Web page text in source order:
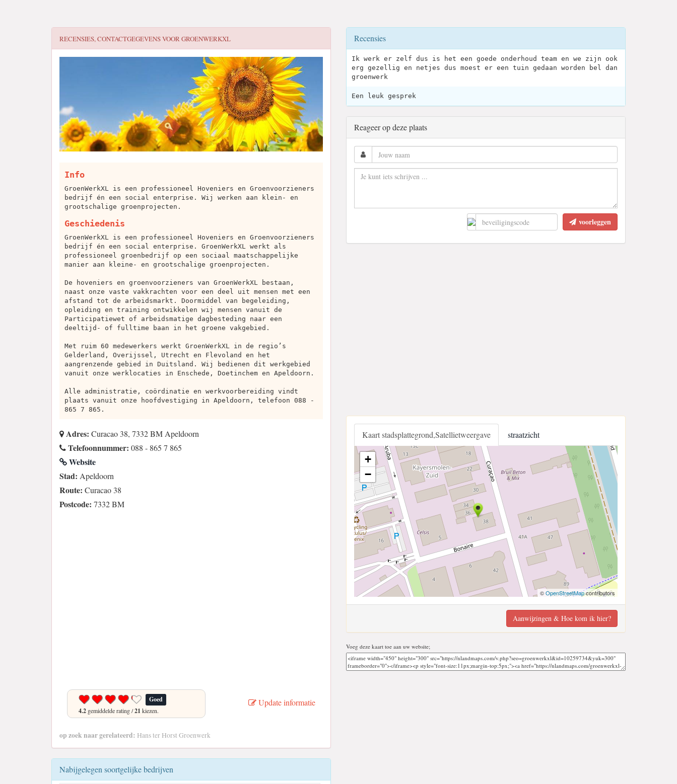
RECENSIES, CONTACTGEGEVENS VOORGROENWERKXL
Info
GroenWerkXL is een professioneel Hoveniers en Groenvoorzieners
bedrijf én een social enterprise. Wij werken aan klein- en
grootschalige groenprojecten.
Geschiedenis
GroenWerkXL is een professioneel Hoveniers en Groenvoorzieners
bedrijf én een social enterprise. GroenWerkXL werkt als
professioneel groenbedrijf op een sociaal maatschappelijke
manier aan kleine- en grootschalige groenprojecten.
De hoveniers en groenvoorzieners van GroenWerkXL bestaan,
naast onze vaste vakkrachten voor een deel uit mensen met een
afstand tot de arbeidsmarkt. Doormiddel van begeleiding,
opleiding en training ontwikkelen wij mensen vanuit de
Participatiewet of arbeidsmatige dagbesteding naar een
deeltijd- of fulltime baan in het groene vakgebied.
Met ruim 60 medewerkers werkt GroenWerkXL in de regio’s
Gelderland, Overijssel, Utrecht en Flevoland en het
aangrenzende gebied in Duitsland. Wij bedienen dit werkgebied
vanuit onze werklocaties in Enschede, Doetinchem en Apeldoorn.
Alle administratie, coördinatie en werkvoorbereiding vindt
plaats vanuit onze hoofdvestiging in Apeldoorn, telefoon 088 -
865 7 865.
Adres: Curacao 38, 7332 BM Apeldoorn
Telefoonnummer: 088 - 865 7 865
Website
Stad: Apeldoorn
Route: Curacao 38
Postcode: 7332 BM
Goed
4.2 gemiddelde rating /21 kiezen.
Update informatie
op zoek naar gerelateerd: Hans ter Horst Groenwerk
Nabijgelegen soortgelijke bedrijven
Recensies
Ik werk er zelf dus is het een goede onderhoud team en we zijn ook
erg gezellig en netjes dus moest er een tuin gedaan worden bel dan
groenwerk
Een leuk gesprek
Reageer op deze plaats
voorleggen
Kaart stadsplattegrond,Satellietweergave straatzicht
+
−
©OpenStreetMapcontributors
Aanwijzingen & Hoe kom ik hier?
Voeg deze kaart toe aan uw website;